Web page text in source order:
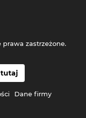
tutaj
Dane firmy
prawa zastrzeżone.